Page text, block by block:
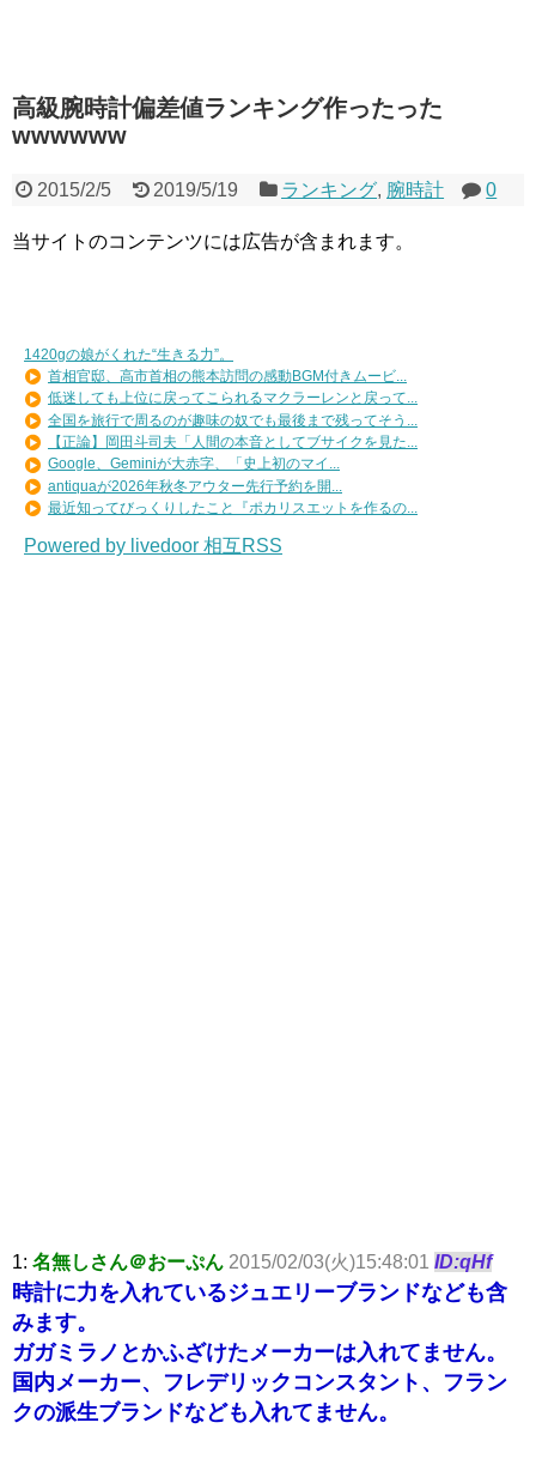
高級腕時計偏差値ランキング作ったった
wwwwww
2015/2/5 2019/5/19 ランキング, 腕時計 0
当サイトのコンテンツには広告が含まれます。
1420gの娘がくれた“生きる力”。
首相官邸、高市首相の熊本訪問の感動BGM付きムービ...
低迷しても上位に戻ってこられるマクラーレンと戻って...
全国を旅行で周るのが趣味の奴でも最後まで残ってそう...
【正論】岡田斗司夫「人間の本音としてブサイクを見た...
Google、Geminiが大赤字、「史上初のマイ...
antiquaが2026年秋冬アウター先行予約を開...
最近知ってびっくりしたこと『ポカリスエットを作るの...
Powered by livedoor 相互RSS
1: 名無しさん＠おーぷん 2015/02/03(火)15:48:01 ID:qHf
時計に力を入れているジュエリーブランドなども含
みます。
ガガミラノとかふざけたメーカーは入れてません。
国内メーカー、フレデリックコンスタント、フラン
クの派生ブランドなども入れてません。